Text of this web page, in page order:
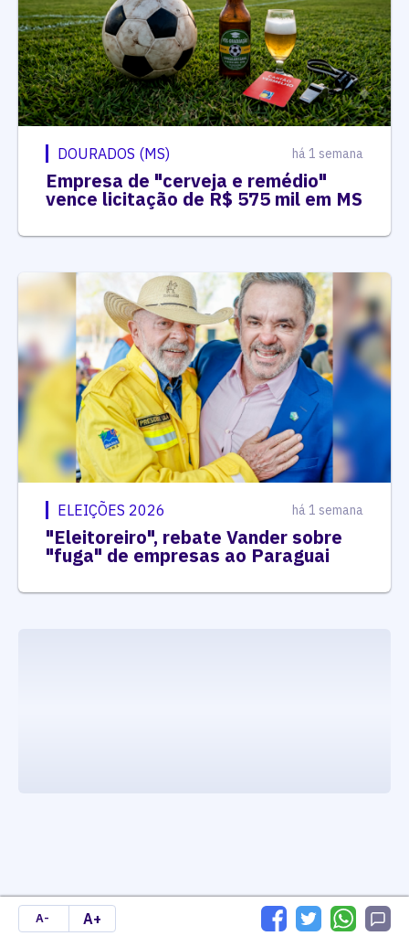
A- A+
DOURADOS (MS) há 1 semana
Empresa de "cerveja e remédio"
vence licitação de R$ 575 mil em MS
ELEIÇÕES 2026 há 1 semana
"Eleitoreiro", rebate Vander sobre
"fuga" de empresas ao Paraguai